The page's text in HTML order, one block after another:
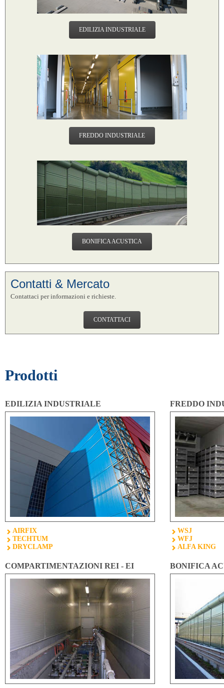
EDILIZIA INDUSTRIALE
FREDDO INDUSTRIALE
BONIFICA ACUSTICA
Contatti & Mercato
Contattaci per informazioni e richieste.
CONTATTACI
Prodotti
EDILIZIA INDUSTRIALE
AIRFIX
TECHTUM
DRYCLAMP
FREDDO
WSJ
WFJ
ALFA KING
COMPARTIMENTAZIONI REI - EI BONIFICA